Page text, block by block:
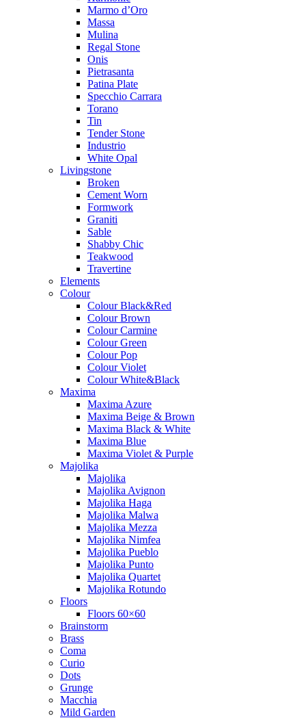
Marmo d’Oro
Massa
Mulina
Regal Stone
Onis
Pietrasanta
Patina Plate
Specchio Carrara
Torano
Tin
Tender Stone
Industrio
White Opal
Livingstone
Broken
Cement Worn
Formwork
Graniti
Sable
Shabby Chic
Teakwood
Travertine
Elements
Colour
Colour Black&Red
Colour Brown
Colour Carmine
Colour Green
Colour Pop
Colour Violet
Colour White&Black
Maxima
Maxima Azure
Maxima Beige & Brown
Maxima Black & White
Maxima Blue
Maxima Violet & Purple
Majolika
Majolika
Majolika Avignon
Majolika Haga
Majolika Malwa
Majolika Mezza
Majolika Nimfea
Majolika Pueblo
Majolika Punto
Majolika Quartet
Majolika Rotundo
Floors
Floors 60×60
Brainstorm
Brass
Coma
Curio
Dots
Grunge
Macchia
Mild Garden